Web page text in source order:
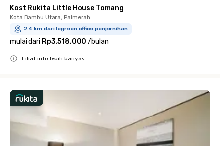
Kost Rukita Little House Tomang
Kota Bambu Utara, Palmerah
2.4 km dari legreen office penjernihan
mulai dari Rp3.518.000 /bulan
Lihat info lebih banyak